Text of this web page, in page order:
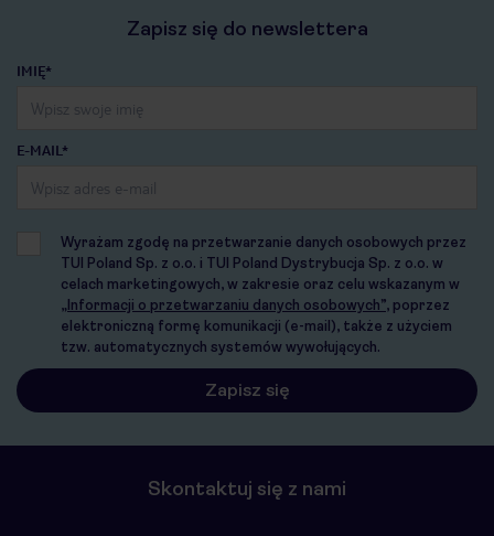
Zapisz się do newslettera
IMIĘ*
E-MAIL*
Wyrażam zgodę na przetwarzanie danych osobowych przez
TUI Poland Sp. z o.o. i TUI Poland Dystrybucja Sp. z o.o. w
celach marketingowych, w zakresie oraz celu wskazanym w
„Informacji o przetwarzaniu danych osobowych”, poprzez
elektroniczną formę komunikacji (e-mail), także z użyciem
tzw. automatycznych systemów wywołujących.
Skontaktuj się z nami